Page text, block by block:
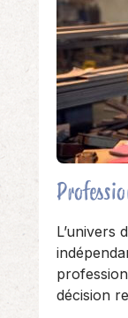
L’univers
décision